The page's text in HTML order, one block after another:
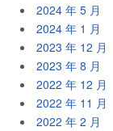
2024 年 5 月
2024 年 1 月
2023 年 12 月
2023 年 8 月
2022 年 12 月
2022 年 11 月
2022 年 2 月